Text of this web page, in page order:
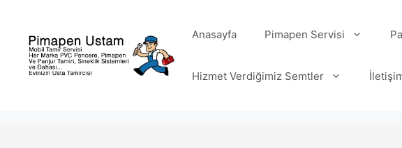
Anasayfa Pimapen Servisi
Hizmet Verdiğimiz Semtler